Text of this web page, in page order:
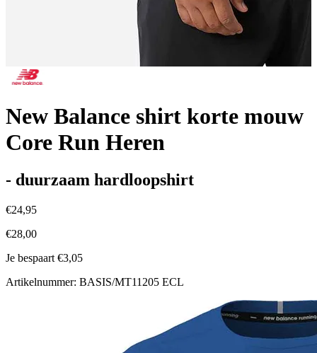
New Balance shirt korte mouw
Core Run Heren
- duurzaam hardloopshirt
€24,95
€28,00
Je bespaart €3,05
Artikelnummer: BASIS/MT11205 ECL